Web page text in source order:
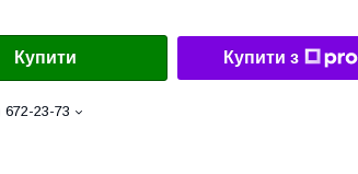
Купити Купити з
672-23-73